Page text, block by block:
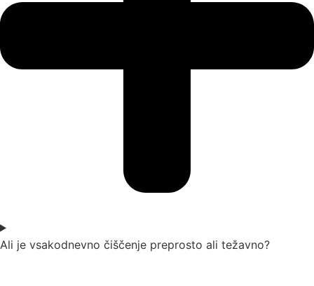
Ali je vsakodnevno čiščenje preprosto ali težavno?